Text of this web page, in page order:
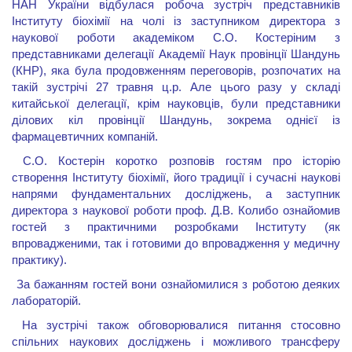
НАН України відбулася робоча зустріч представників
Інституту біохімії на чолі із заступником директора з
наукової роботи академіком С.О. Костеріним з
представниками делегації Академії Наук провінції Шандунь
(КНР), яка була продовженням переговорів, розпочатих на
такій зустрічі 27 травня ц.р. Але цього разу у складі
китайської делегації, крім науковців, були представники
ділових кіл провінції Шандунь, зокрема однієї із
фармацевтичних компаній.
С.О. Костерін коротко розповів гостям про історію
створення Інституту біохімії, його традиції і сучасні наукові
напрями фундаментальних досліджень, а заступник
директора з наукової роботи проф. Д.В. Колибо ознайомив
гостей з практичними розробками Інституту (як
впровадженими, так і готовими до впровадження у медичну
практику).
За бажанням гостей вони ознайомилися з роботою деяких
лабораторій.
На зустрічі також обговорювалися питання стосовно
спільних наукових досліджень і можливого трансферу